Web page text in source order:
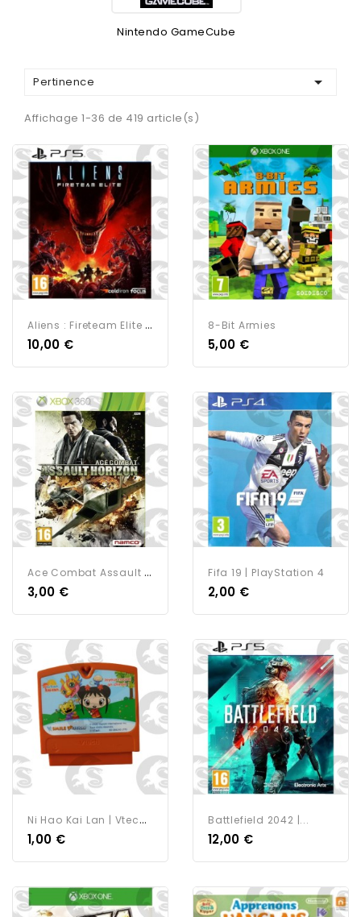
Nintendo GameCube
Pertinence 
Affichage 1-36 de 419 article(s)
A
Liens : Fireteam Elite |...
10,00 €
8-Bit Armies
5,00 €
A
Ce Combat Assault Horizon...
3,00 €
Fifa 19 | PlayStation 4
2,00 €
N
I Hao Kai Lan | Vtech...
1,00 €
Battlefield 2042 |...
12,00 €